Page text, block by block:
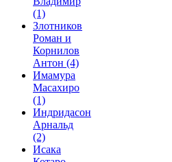
(1)
Злотников
Роман и
Корнилов
Антон (4)
Имамура
Масахиро
(1)
Индридасон
Арнальд
(2)
Исака